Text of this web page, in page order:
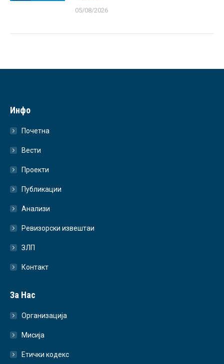
05/08/2026
Инфо
Почетна
Вести
Проекти
Публикации
Анализи
Ревизорски извештаи
ЗЛП
Контакт
За Нас
Организација
Мисија
Етички кодекс